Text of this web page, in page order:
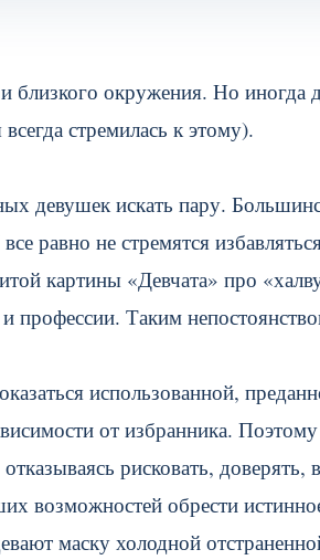
близкого окружения. Но иногда
стремилась к этому).
девушек искать пару.
равно не стремятся избавляться
картины «Девчата» про
профессии. Таким
использованной,
от избранника. Поэтому
рисковать, доверять,
возможностей обрести
маску холодной